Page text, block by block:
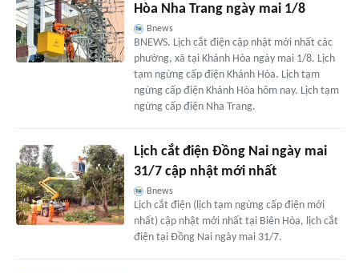
Hòa Nha Trang ngày mai 1/8
Bnews
BNEWS. Lịch cắt điện cập nhật mới nhất các
phường, xã tại Khánh Hòa ngày mai 1/8. Lịch
tạm ngừng cấp điện Khánh Hòa. Lịch tạm
ngừng cấp điện Khánh Hòa hôm nay. Lịch tạm
ngừng cấp điện Nha Trang.
Lịch cắt điện Đồng Nai ngày mai
31/7 cập nhật mới nhất
Bnews
Lịch cắt điện (lịch tạm ngừng cấp điện mới
nhất) cập nhật mới nhất tại Biên Hòa, lịch cắt
điện tại Đồng Nai ngày mai 31/7.